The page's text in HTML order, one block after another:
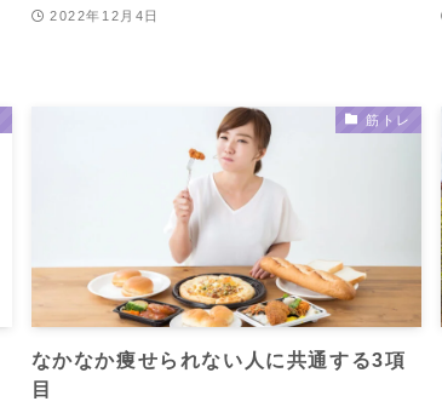
2022年12月4日
筋トレ
なかなか痩せられない人に共通する3項
目